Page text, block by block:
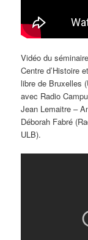
Vidéo du
Centre d’Histoire
libre de Bruxelles
avec Radio
Jean Lemaitre –
Déborah Fabré
ULB).